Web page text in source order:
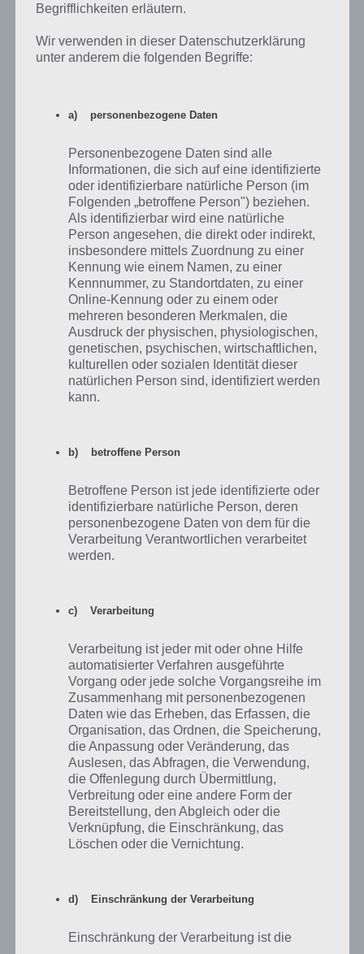
Für die Entwicklung auf der iOS-Plattform verwende ich Apples
Meinung nach ist XCode sehr übersichtlich und bietet viele
Funktionen die andere Programmierer-Software nicht zu bieten hat.
suchen muss.
Die Schwierigkeiten bei der Entwicklung einer App im Allgemeinen ist
erstmal einen Anfang zu finden. Meine erste Version von “Run The
Rope” sah schrecklich aus und hatte noch keinen wirklichen
Suchtfaktor. Um ein geeignetes Spielprinzip auf die Beine zu stellen
muss man sehr oft um die Ecke denken können und Kreativ sein was
für einige, dazu gehöre auch ich, schwierig sein kann.
F: Wie lange hat die Entwicklung der App von der Idee bis zum
Release gedauert? Vor welchen Herausforderungen standet
A: Von der Idee bis zum Release sind gut 6 Monate vergangen. Das
ist jetzt aber auch schon wieder 4 Monate her und auch in dieser Zeit
hat sich nochmal einiges verändert.
an der App gearbeitet habe und nebenher noch studieren musste,
hatte ich nicht immer die Zeit um mich um Verbesserungen zu
nicht von heute auf morgen funktioniert.
F: Welchen Rat würdet ihr anderen Entwicklern geben, die
gerade ihre App entwickeln oder dies in Zukunft planen?
man denken muss, zurecht zu finden und nicht den Fokus zu
und Stunden darauf zu verschwenden, die ich dann einen Tag später
komplett ausgebaut habe. Da entsteht also verschwendete Zeit.
Aber das ist nicht schlimm da man ja aus jedem Fehler lernt.
Also nicht entmutigen lassen und fleißig weiter arbeiten.
Das sagt Daniel zum App Marketing
F: Seid ihr mit den Download- und Nutzerzahlen zufrieden?
Was unternehmt ihr, um euren Bekanntheitsgrad zu
einfach Glück. Meine momentanen Zahlen sind dafür, dass ich bis
Ordnung. Am einfachsten und schnellsten geht es bei mir wenn ich
Begrifflichkeiten erläutern.
Wir verwenden in dieser Datenschutzerklärung
unter anderem die folgenden Begriffe:
a) personenbezogene Daten
Personenbezogene Daten sind alle
Informationen, die sich auf eine identifizierte
oder identifizierbare natürliche Person (im
Folgenden „betroffene Person") beziehen.
Als identifizierbar wird eine natürliche
Person angesehen, die direkt oder indirekt,
insbesondere mittels Zuordnung zu einer
Kennung wie einem Namen, zu einer
Kennnummer, zu Standortdaten, zu einer
Online-Kennung oder zu einem oder
mehreren besonderen Merkmalen, die
Ausdruck der physischen, physiologischen,
genetischen, psychischen, wirtschaftlichen,
kulturellen oder sozialen Identität dieser
natürlichen Person sind, identifiziert werden
kann.
b) betroffene Person
Betroffene Person ist jede identifizierte oder
identifizierbare natürliche Person, deren
personenbezogene Daten von dem für die
Verarbeitung Verantwortlichen verarbeitet
werden.
c) Verarbeitung
Verarbeitung ist jeder mit oder ohne Hilfe
automatisierter Verfahren ausgeführte
Vorgang oder jede solche Vorgangsreihe im
Zusammenhang mit personenbezogenen
Daten wie das Erheben, das Erfassen, die
Organisation, das Ordnen, die Speicherung,
die Anpassung oder Veränderung, das
Auslesen, das Abfragen, die Verwendung,
die Offenlegung durch Übermittlung,
Verbreitung oder eine andere Form der
Bereitstellung, den Abgleich oder die
Verknüpfung, die Einschränkung, das
Löschen oder die Vernichtung.
d) Einschränkung der Verarbeitung
Einschränkung der Verarbeitung ist die